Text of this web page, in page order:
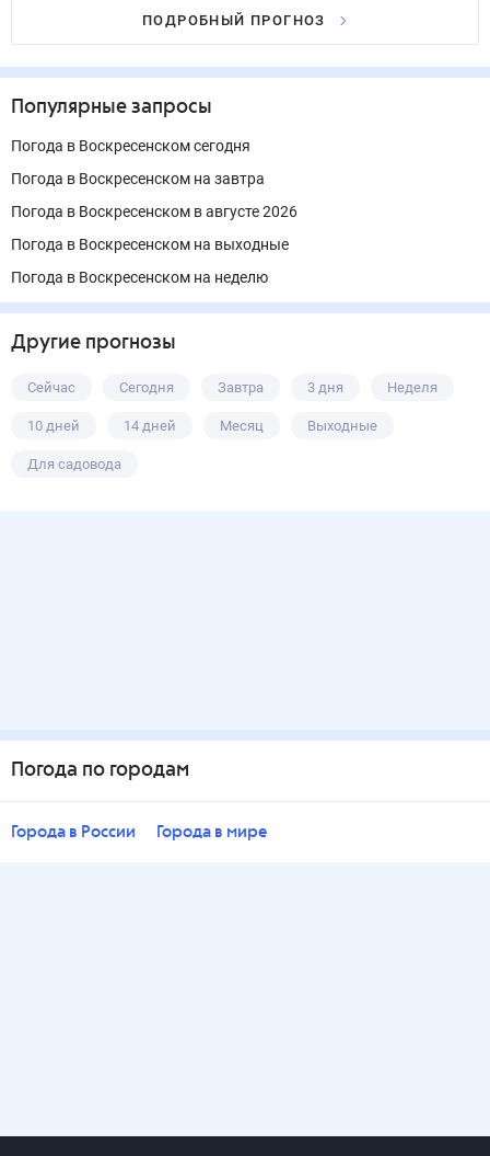
ПОДРОБНЫЙ ПРОГНОЗ
Популярные запросы
Погода в Воскресенском сегодня
Погода в Воскресенском на завтра
Погода в Воскресенском в августе 2026
Погода в Воскресенском на выходные
Погода в Воскресенском на неделю
Другие прогнозы
Сейчас Сегодня Завтра 3 дня Неделя
10 дней 14 дней Месяц Выходные
Для садовода
Погода по городам
Города в России Города в мире